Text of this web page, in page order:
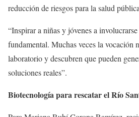
reducción de riesgos para la salud
“Inspirar a niñas y jóvenes a
fundamental. Muchas veces la vocación
laboratorio y descubren que pueden
soluciones reales”.
Biotecnología para rescatar el Río